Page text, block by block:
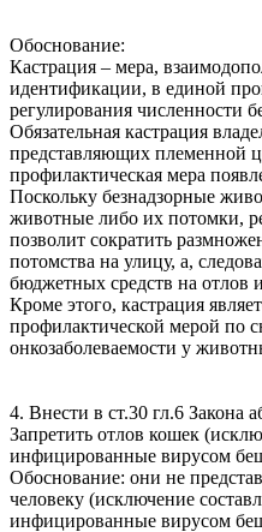
Обоснование:
Кастрация – мера,
идентификации, в единой
регулирования численности
Обязательная кастрация
представляющих племенной
профилактическая мера
Поскольку безнадзорные
животные либо их потомки,
позволит сократить
потомства на улицу, а,
бюджетных средств на отлов
Кроме этого, кастрация
профилактической мерой по
онкозаболеваемости у
4. Внести в ст.30 гл.6 Закона
Запретить отлов кошек
инфицированные вирусом
Обоснование: они не
человеку (исключение
инфицированные вирусом